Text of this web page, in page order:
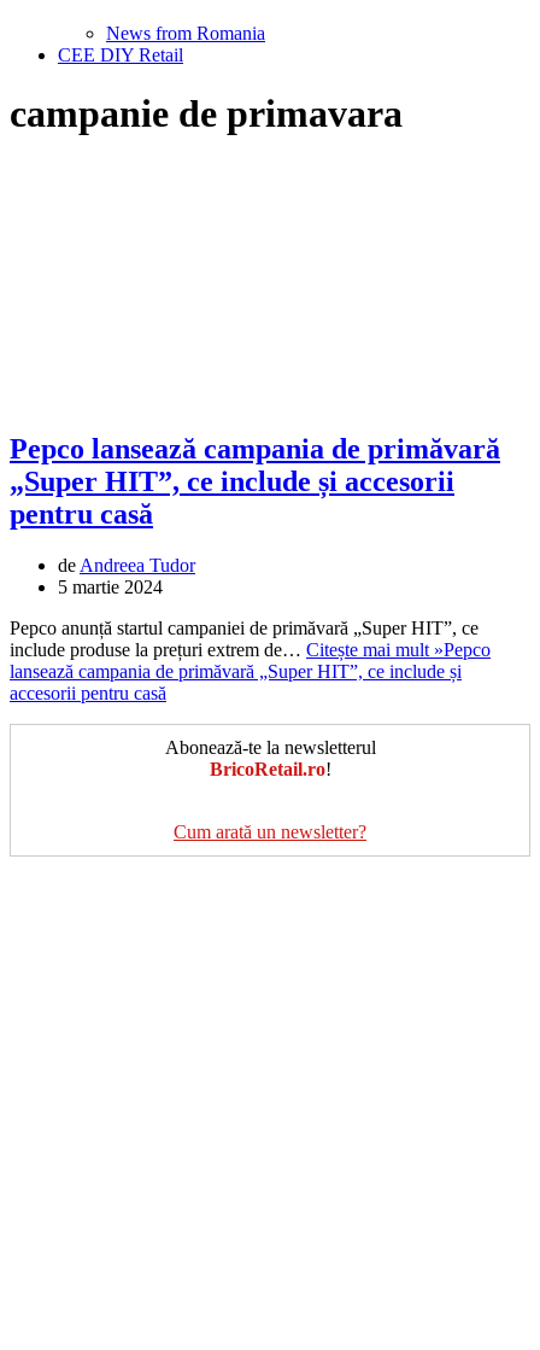
News from Romania
CEE DIY Retail
campanie de primavara
Pepco lansează campania de primăvară
„Super HIT”, ce include și accesorii
pentru casă
de Andreea Tudor
5 martie 2024
Pepco anunță startul campaniei de primăvară „Super HIT”, ce
include produse la prețuri extrem de… Citește mai mult »Pepco
lansează campania de primăvară „Super HIT”, ce include și
accesorii pentru casă
Abonează-te la newsletterul
BricoRetail.ro!
Cum arată un newsletter?